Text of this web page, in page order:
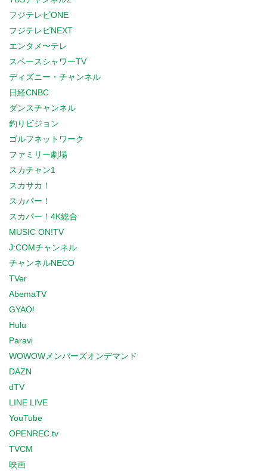
フジテレビONE
フジテレビNEXT
エンタメ〜テレ
スペースシャワーTV
ディズニー・チャンネル
日経CNBC
ダンスチャンネル
釣りビジョン
ゴルフネットワーク
ファミリー劇場
スカチャン1
スカサカ！
スカパー！
スカパー！4K総合
MUSIC ON!TV
J:COMチャンネル
チャンネルNECO
TVer
AbemaTV
GYAO!
Hulu
Paravi
WOWOWメンバーズオンデマンド
DAZN
dTV
LINE LIVE
YouTube
OPENREC.tv
TVCM
映画